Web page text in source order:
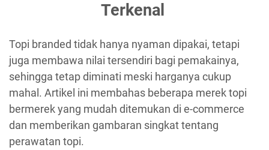
Terkenal
Topi branded tidak hanya nyaman dipakai, tetapi
juga membawa nilai tersendiri bagi pemakainya,
sehingga tetap diminati meski harganya cukup
mahal. Artikel ini membahas beberapa merek topi
bermerek yang mudah ditemukan di e-commerce
dan memberikan gambaran singkat tentang
perawatan topi.